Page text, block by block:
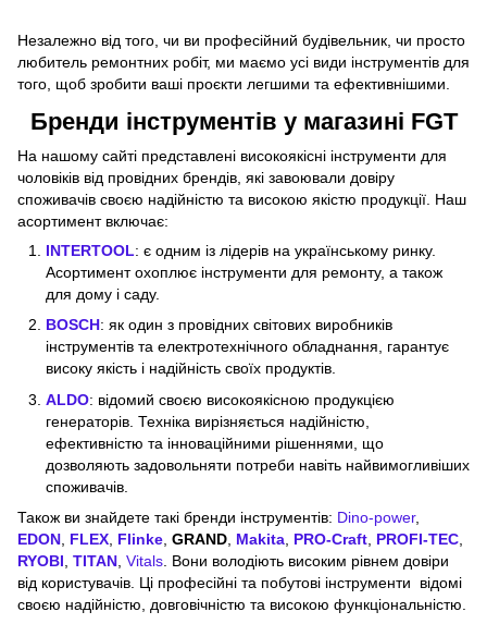
Незалежно від того, чи ви професійний будівельник, чи просто
любитель ремонтних робіт, ми маємо усі види інструментів для
того, щоб зробити ваші проєкти легшими та ефективнішими.
Бренди інструментів у магазині FGT
На нашому сайті представлені високоякісні інструменти для
чоловіків від провідних брендів, які завоювали довіру
споживачів своєю надійністю та високою якістю продукції. Наш
асортимент включає:
INTERTOOL: є одним із лідерів на українському ринку.
Асортимент охоплює інструменти для ремонту, а також
для дому і саду.
BOSCH: як один з провідних світових виробників
інструментів та електротехнічного обладнання, гарантує
високу якість і надійність своїх продуктів.
ALDO: відомий своєю високоякісною продукцією
генераторів. Техніка вирізняється надійністю,
ефективністю та інноваційними рішеннями, що
дозволяють задовольняти потреби навіть найвимогливіших
споживачів.
Також ви знайдете такі бренди інструментів: Dino-power,
EDON, FLEX, Flinke, GRAND, Makita, PRO-Craft, PROFI-TEC,
RYOBI, TITAN, Vitals. Вони володіють високим рівнем довіри
від користувачів. Ці професійні та побутові інструменти відомі
своєю надійністю, довговічністю та високою функціональністю.